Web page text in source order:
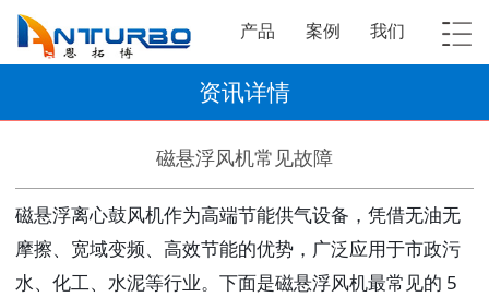
产品 案例 我们
资讯详情
磁悬浮风机常见故障
磁悬浮离心鼓风机作为高端节能供气设备，凭借无油无
摩擦、宽域变频、高效节能的优势，广泛应用于市政污
水、化工、水泥等行业。下面是磁悬浮风机最常见的 5